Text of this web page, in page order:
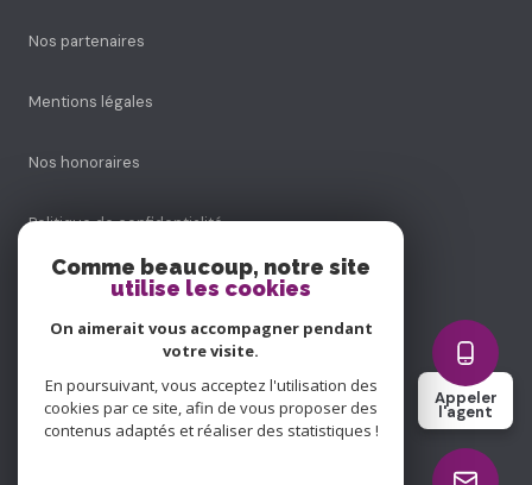
Appeler
l'agent
Nos partenaires
Mentions légales
Nos honoraires
Politique de confidentialité
Cookies
Comme beaucoup, notre site
utilise les cookies
On aimerait vous accompagner pendant
votre visite.
En poursuivant, vous acceptez l'utilisation des
cookies par ce site, afin de vous proposer des
contenus adaptés et réaliser des statistiques !